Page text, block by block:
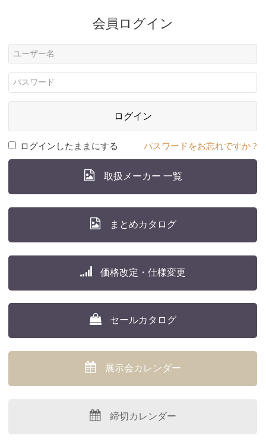
会員ログイン
ログイン
ログインしたままにする パスワードをお忘れですか ?
取扱メーカー 一覧
まとめカタログ
価格改定・仕様変更
セールカタログ
展示会カレンダー
締切カレンダー